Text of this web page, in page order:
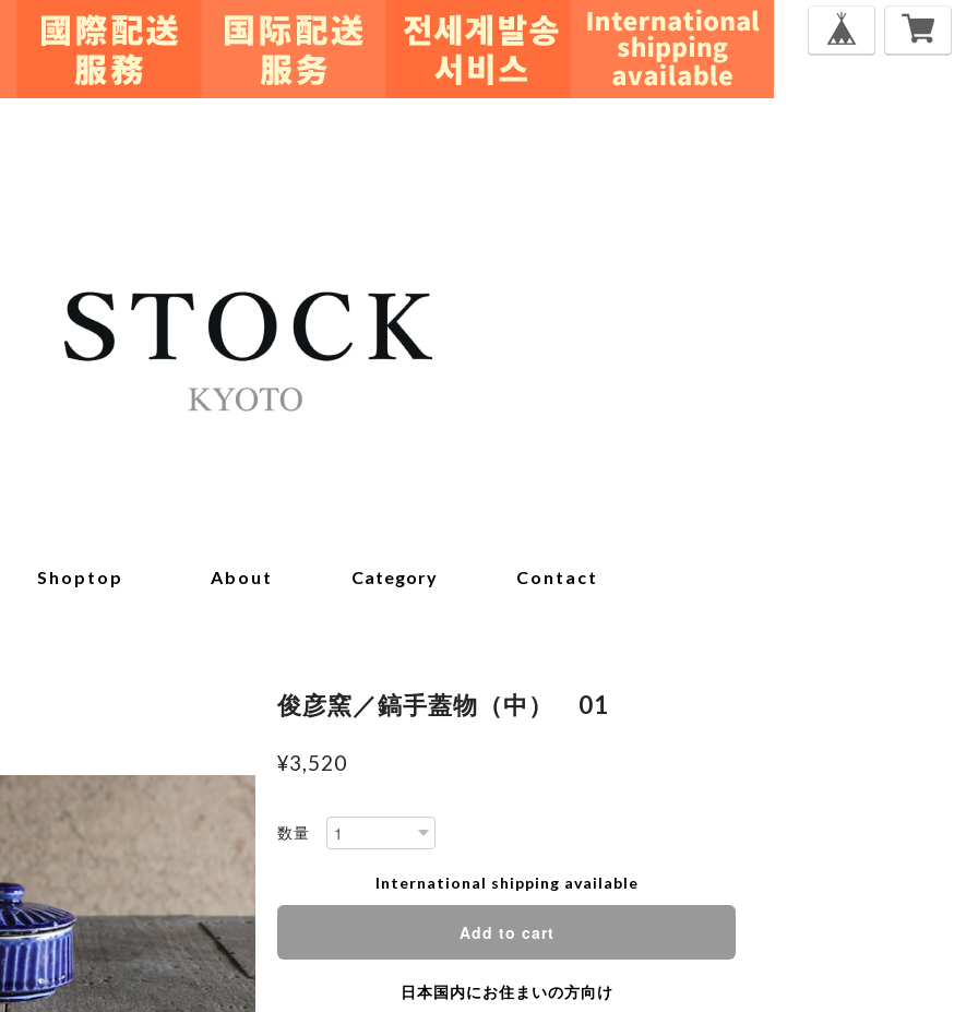
Shoptop About Category Contact
俊彦窯／鎬手蓋物（中） 01
¥3,520
数量
International shipping available
Add to cart
日本国内にお住まいの方向け